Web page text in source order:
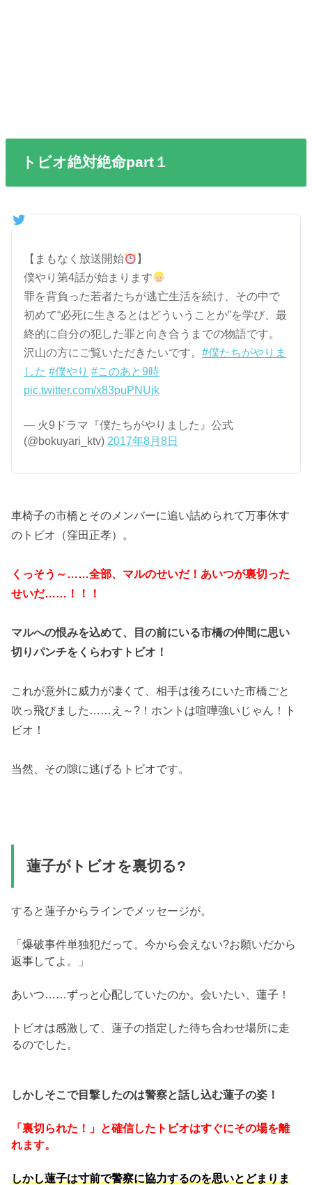
トビオ絶対絶命part１
【まもなく放送開始
】
僕やり第4話が始まります
罪を背負った若者たちが逃亡生活を続け、その中で
初めて“必死に生きるとはどういうことか”を学び、最
終的に自分の犯した罪と向き合うまでの物語です。
沢山の方にご覧いただきたいです。#僕たちがやりま
した #僕やり #このあと9時
pic.twitter.com/x83puPNUjk
— 火9ドラマ『僕たちがやりました』公式
(@bokuyari_ktv) 2017年8月8日
車椅子の市橋とそのメンバーに追い詰められて万事休す
のトビオ（窪田正孝）。
くっそう～……全部、マルのせいだ！あいつが裏切った
せいだ……！！！
マルへの恨みを込めて、目の前にいる市橋の仲間に思い
切りパンチをくらわすトビオ！
これが意外に威力が凄くて、相手は後ろにいた市橋ごと
吹っ飛びました……え～?！ホントは喧嘩強いじゃん！ト
ビオ！
当然、その隙に逃げるトビオです。
蓮子がトビオを裏切る?
すると蓮子からラインでメッセージが。
「爆破事件単独犯だって。今から会えない?お願いだから
返事してよ。」
あいつ……ずっと心配していたのか。会いたい、蓮子！
トビオは感激して、蓮子の指定した待ち合わせ場所に走
るのでした。
しかしそこで目撃したのは警察と話し込む蓮子の姿！
「裏切られた！」と確信したトビオはすぐにその場を離
れます。
しかし蓮子は寸前で警察に協力するのを思いとどまりま